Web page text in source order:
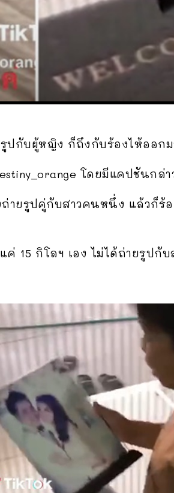
กับผู้หญิง ก็ถึงกับร้องไห้ออกม
โดยมีแคปชันกล่า
ายรูปคู่กับสาวคนหนึ่ง แล้วก็ร้
15 กิโลฯ เอง ไม่ได้ถ่ายรูปกั